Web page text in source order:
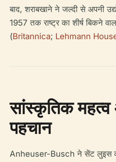
बाद, शराबखाने ने जल्दी से अपनी
1957 तक राष्ट्र का शीर्ष बिकने
(Britannica; Lehmann
सांस्कृतिक
पहचान
Anheuser-Busch ने सेंट लुइस को